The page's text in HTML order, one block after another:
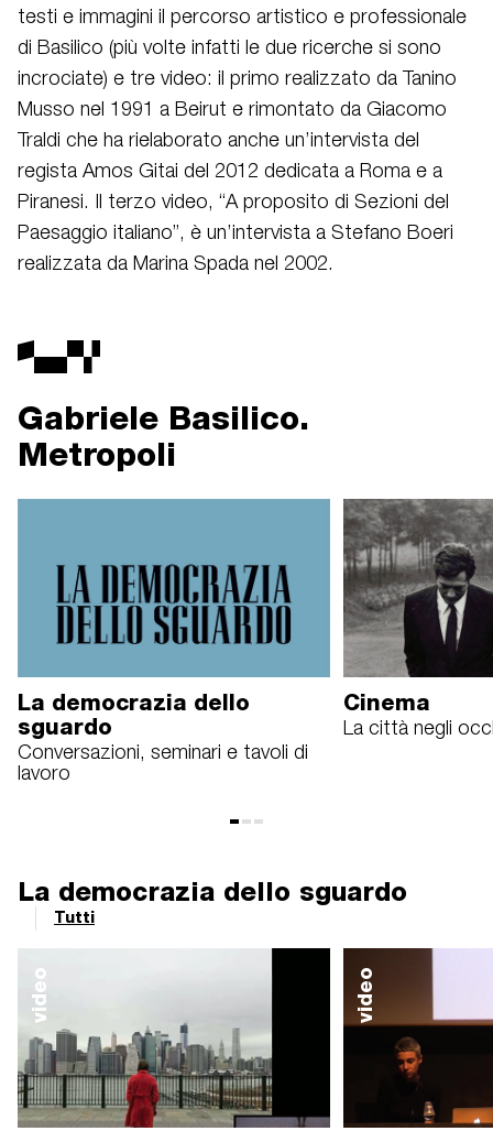
testi e immagini il percorso artistico e professionale
di Basilico (più volte infatti le due ricerche si sono
incrociate) e tre video: il primo realizzato da Tanino
Musso nel 1991 a Beirut e rimontato da Giacomo
Traldi che ha rielaborato anche un’intervista del
regista Amos Gitai del 2012 dedicata a Roma e a
Piranesi. Il terzo video, “A proposito di Sezioni del
Paesaggio italiano”, è un’intervista a Stefano Boeri
realizzata da Marina Spada nel 2002.
Gabriele Basilico.
Metropoli
La democrazia dello
sguardo
Conversazioni, seminari e tavoli di
lavoro
Cinema
La città negli
La democrazia dello sguardo
Tutti
video video